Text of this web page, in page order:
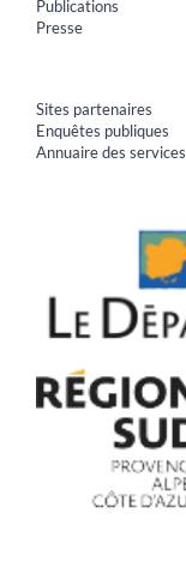
Publications
Presse
Sites partenaires
Enquêtes publiques
Annuaire des services